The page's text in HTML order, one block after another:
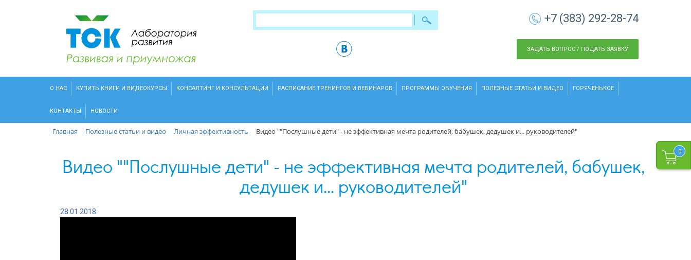
0
+7 (383) 292-28-74
ЗАДАТЬ ВОПРОС / ПОДАТЬ ЗАЯВКУ
О НАС КУПИТЬ КНИГИ И ВИДЕОКУРСЫ КОНСАЛТИНГ И КОНСУЛЬТАЦИИ РАСПИСАНИЕ ТРЕНИНГОВ И ВЕБИНАРОВ ПРОГРАММЫ ОБУЧЕНИЯ ПОЛЕЗНЫЕ СТАТЬИ И ВИДЕО ГОРЯЧЕНЬКОЕ
КОНТАКТЫ НОВОСТИ
Главная Полезные статьи и видео Личная эффективность Видео ""Послушные дети" - не эффективная мечта родителей, бабушек, дедушек и... руководителей"
Видео ""Послушные дети" - не эффективная мечта родителей, бабушек,
дедушек и... руководителей"
28.01.2018